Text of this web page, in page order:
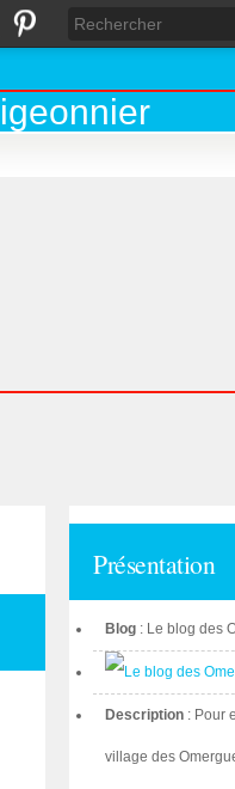
Présentation
Blog : Le blog des
Description : Pour
village des